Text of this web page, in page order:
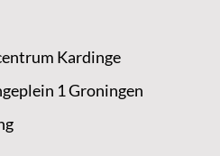
Kardinge
1 Groningen